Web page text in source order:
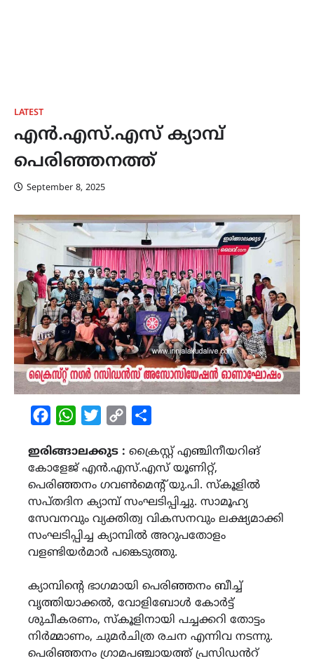
LATEST
എൻ.എസ്.എസ് ക്യാമ്പ്
പെരിഞ്ഞനത്ത്
September 8, 2025
FacebookWhatsAppTwitterCopy
ഇരിങ്ങാലക്കുട : ക്രൈസ്റ്റ് എഞ്ചിനീയറിങ്
കോളേജ് എൻ.എസ്.എസ് യൂണിറ്റ്,
പെരിഞ്ഞനം ഗവൺമെന്റ് യു.പി. സ്കൂളിൽ
സപ്തദിന ക്യാമ്പ് സംഘടിപ്പിച്ചു. സാമൂഹ്യ
സേവനവും വ്യക്തിത്വ വികസനവും ലക്ഷ്യമാക്കി
സംഘടിപ്പിച്ച ക്യാമ്പിൽ അറുപതോളം
വളണ്ടിയർമാർ പങ്കെടുത്തു.
ക്യാമ്പിന്റെ ഭാഗമായി പെരിഞ്ഞനം ബീച്ച്
വൃത്തിയാക്കൽ, വോളിബോൾ കോർട്ട്
ശുചീകരണം, സ്കൂളിനായി പച്ചക്കറി തോട്ടം
നിർമ്മാണം, ചുമർചിത്ര രചന എന്നിവ നടന്നു.
പെരിഞ്ഞനം ഗ്രാമപഞ്ചായത്ത് പ്രസിഡൻറ്